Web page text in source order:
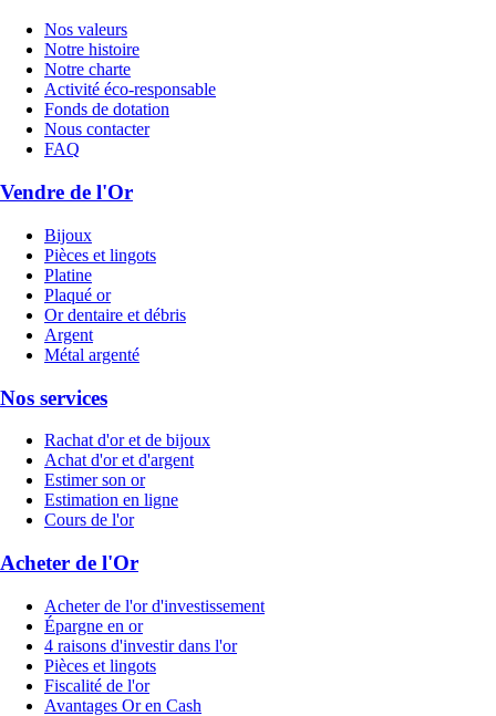
Nos valeurs
Notre histoire
Notre charte
Activité éco-responsable
Fonds de dotation
Nous contacter
FAQ
Vendre de l'Or
Bijoux
Pièces et lingots
Platine
Plaqué or
Or dentaire et débris
Argent
Métal argenté
Nos services
Rachat d'or et de bijoux
Achat d'or et d'argent
Estimer son or
Estimation en ligne
Cours de l'or
Acheter de l'Or
Acheter de l'or d'investissement
Épargne en or
4 raisons d'investir dans l'or
Pièces et lingots
Fiscalité de l'or
Avantages Or en Cash